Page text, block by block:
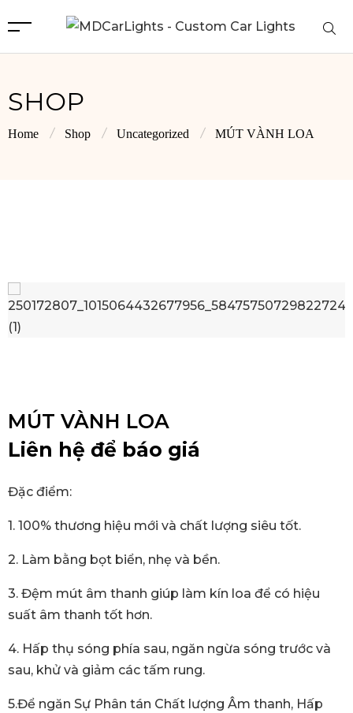
SHOP
Home Shop Uncategorized MÚT VÀNH LOA
MÚT VÀNH LOA
Liên hệ để báo giá
Đặc điểm:
1. 100% thương hiệu mới và chất lượng siêu tốt.
2. Làm bằng bọt biển, nhẹ và bền.
3. Đệm mút âm thanh giúp làm kín loa để có hiệu
suất âm thanh tốt hơn.
4. Hấp thụ sóng phía sau, ngăn ngừa sóng trước và
sau, khử và giảm các tấm rung.
5.Để ngăn Sự Phân tán Chất lượng Âm thanh, Hấp